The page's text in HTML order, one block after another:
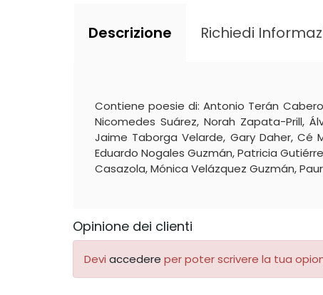
Descrizione Richiedi
Contiene poesie di: Antonio Terán
Nicomedes Suárez, Norah Zapata-Prill,
Jaime Taborga Velarde, Gary Daher, Cé
Eduardo Nogales Guzmán, Patricia
Casazola, Mónica Velázquez Guzmán,
Opinione dei clienti
Devi accedere per poter scrivere la tua